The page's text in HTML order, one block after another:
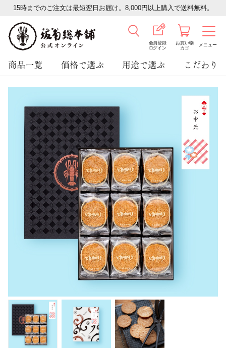
15時までのご注文は最短翌日お届け。8,000円以上購入で送料無料。
会員登録
ログイン
お買い物
カゴ
メニュー
商品一覧 価格で選ぶ 用途で選ぶ こだわり